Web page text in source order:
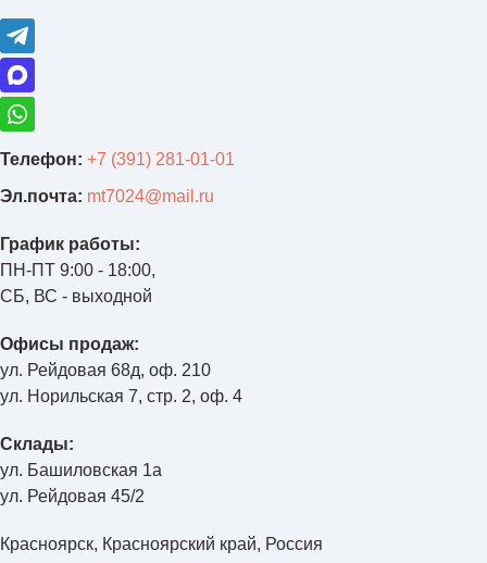
Телефон: +7 (391) 281-01-01
Эл.почта: mt7024@mail.ru
График работы:
ПН-ПТ 9:00 - 18:00,
СБ, ВС - выходной
Офисы продаж:
ул. Рейдовая 68д, оф. 210
ул. Норильская 7, стр. 2, оф. 4
Склады:
ул. Башиловская 1а
ул. Рейдовая 45/2
Красноярск, Красноярский край, Россия